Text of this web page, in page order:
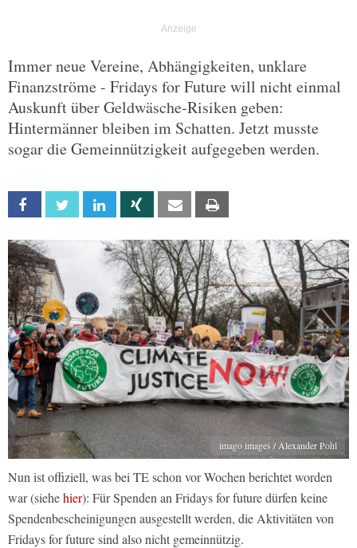
Immer neue Vereine, Abhängigkeiten, unklare
Finanzströme - Fridays for Future will nicht einmal
Auskunft über Geldwäsche-Risiken geben:
Hintermänner bleiben im Schatten. Jetzt musste
sogar die Gemeinnützigkeit aufgegeben werden.
Facebook Twitter Linkedin Xing Email
imago images / Alexander Pohl
Nun ist offiziell, was bei TE schon vor Wochen berichtet worden
war (siehehier): Für Spenden an Fridays for future dürfen keine
Spendenbescheinigungen ausgestellt werden, die Aktivitäten von
Fridays for future sind also nicht gemeinnützig.